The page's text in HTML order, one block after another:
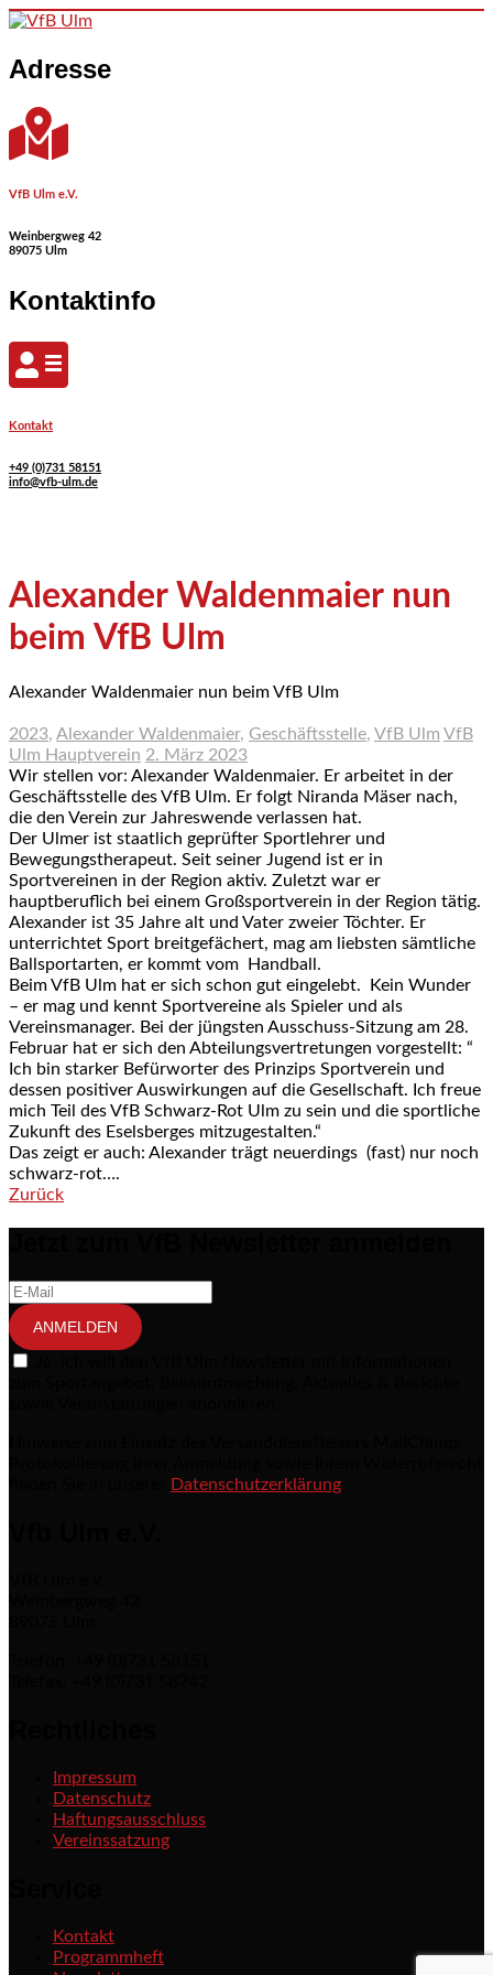
Skip to content
Adresse
VfB Ulm e.V.
Weinbergweg 42
89075 Ulm
Kontaktinfo
Kontakt
+49 (0)731 58151
info@vfb-ulm.de
Alexander Waldenmaier nun
beim VfB Ulm
Alexander Waldenmaier nun beim VfB Ulm
2023, Alexander Waldenmaier, Geschäftsstelle, VfB Ulm VfB
Ulm Hauptverein 2. März 2023
Wir stellen vor: Alexander Waldenmaier. Er arbeitet in der
Geschäftsstelle des VfB Ulm. Er folgt Niranda Mäser nach,
die den Verein zur Jahreswende verlassen hat.
Der Ulmer ist staatlich geprüfter Sportlehrer und
Bewegungstherapeut. Seit seiner Jugend ist er in
Sportvereinen in der Region aktiv. Zuletzt war er
hauptberuflich bei einem Großsportverein in der Region tätig.
Alexander ist 35 Jahre alt und Vater zweier Töchter. Er
unterrichtet Sport breitgefächert, mag am liebsten sämtliche
Ballsportarten, er kommt vom Handball.
Beim VfB Ulm hat er sich schon gut eingelebt. Kein Wunder
– er mag und kennt Sportvereine als Spieler und als
Vereinsmanager. Bei der jüngsten Ausschuss-Sitzung am 28.
Februar hat er sich den Abteilungsvertretungen vorgestellt: “
Ich bin starker Befürworter des Prinzips Sportverein und
dessen positiver Auswirkungen auf die Gesellschaft. Ich freue
mich Teil des VfB Schwarz-Rot Ulm zu sein und die sportliche
Zukunft des Eselsberges mitzugestalten.“
Das zeigt er auch: Alexander trägt neuerdings (fast) nur noch
schwarz-rot….
Post navigation
Zurück
ANMELDEN
Datenschutzerklärung
Impressum
Datenschutz
Haftungsausschluss
Vereinssatzung
Kontakt
Programmheft